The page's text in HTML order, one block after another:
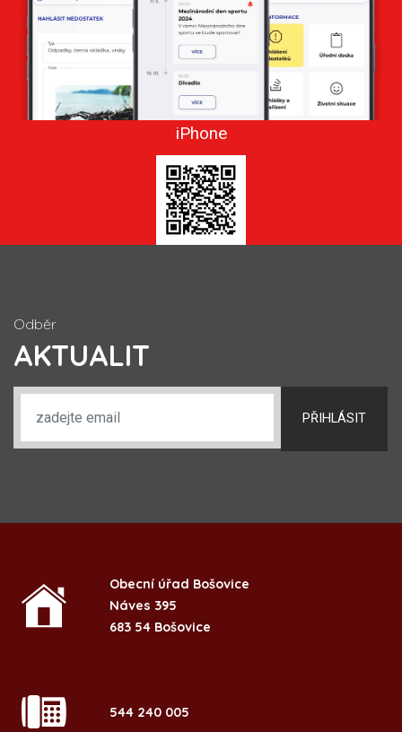
iPhone
Odběr
AKTUALIT
PŘIHLÁSIT
Obecní úřad Bošovice
Náves 395
683 54 Bošovice
544 240 005